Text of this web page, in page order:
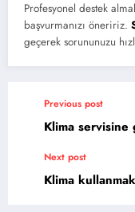
Profesyonel destek
başvurmanızı öneririz.
geçerek sorununuzu
Previous post
Klima servisine
Next post
Klima kullanmak